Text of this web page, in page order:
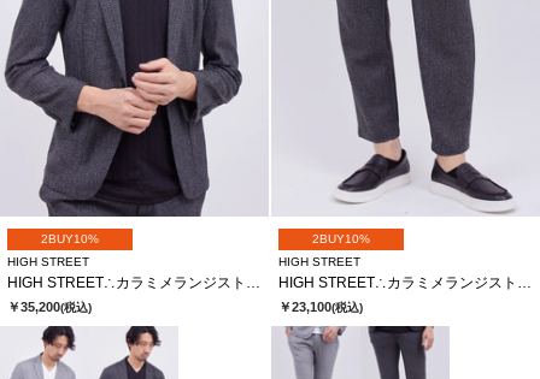
2BUY10%
HIGH STREET
￥35,200(税込)
2BUY10%
HIGH STREET
￥23,100(税込)